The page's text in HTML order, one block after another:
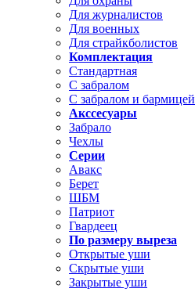
Для журналистов
Для военных
Для страйкболистов
Комплектация
Стандартная
С забралом
С забралом и бармицей
Акссесуары
Забрало
Чехлы
Серии
Авакс
Берет
ШБМ
Патриот
Гвардеец
По размеру выреза
Открытые уши
Скрытые уши
Закрытые уши